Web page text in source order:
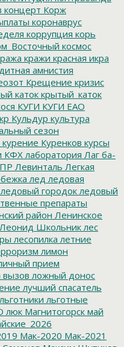
концерт Корж
коронаврус
коррупция корь
космос
кражи красная икра
амнистия
Крещение кризис
катоккрытый_каток
КУГИ КУГИ ЕАО
Кульдур культура
сезон
курение Куренков курсы
КФХ лаборатория Лаг ба-
Левинталь Легкая
лед ледовая
ледовый городок ледовый
препараты
район Ленинское
Леонид Школьник лес
лесопилка летние
лимон
прием
ложный донос
лучший спасатель
льготники льготные
люк Магнитогорск май
Мак-2020 Мак-2021